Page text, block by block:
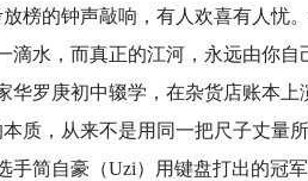
放榜的钟声敲响，有人欢喜有人忧
滴水，而真正的江河，永远由你
华罗庚初中辍学，在杂货店账本上
质，从来不是用同一把尺子丈量
手简自豪（Uzi）用键盘打出的冠